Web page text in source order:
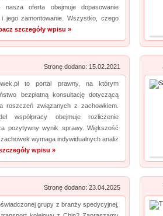
nasza oferta obejmuje dopasowanie
i jego zamontowanie. Wszystko, czego
szczegóły wpisu »
Stronę dodano: 15.02.2021
to portal prawny, na którym
bezpłatną konsultację dotyczącą
roszczeń związanych z zachowkiem.
współpracy obejmuje rozliczenie
pozytywny wynik sprawy. Większość
wymaga indywidualnych analiz
wpisu »
Stronę dodano: 23.04.2025
grupy z branży spedycyjnej,